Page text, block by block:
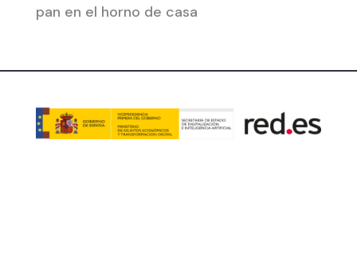
pan en el horno de casa